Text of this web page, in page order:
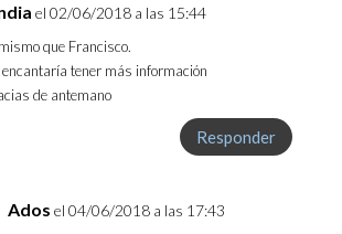
el 02/06/2018 a las 15:44
que Francisco.
encantaría tener más información
de antemano
Responder
Ados el 04/06/2018 a las 17:43